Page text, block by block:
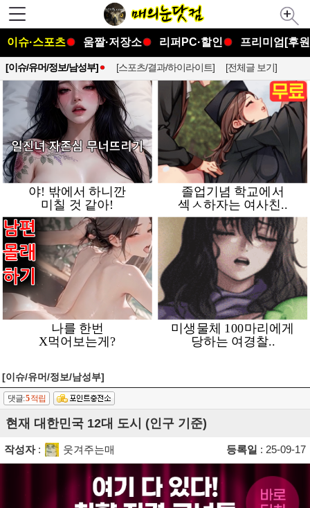
이슈·스포츠 움짤·저장소 리퍼PC·할인 프리미엄[후
[이슈/유머/정보/남성부] [스포츠/결과/하이라이트] [전체글 보기]
[이슈/유머/정보/남성부]
댓글:5적립
현재 대한민국 12대 도시 (인구 기준)
작성자: 웃겨주는매 등록일 : 25-09-17